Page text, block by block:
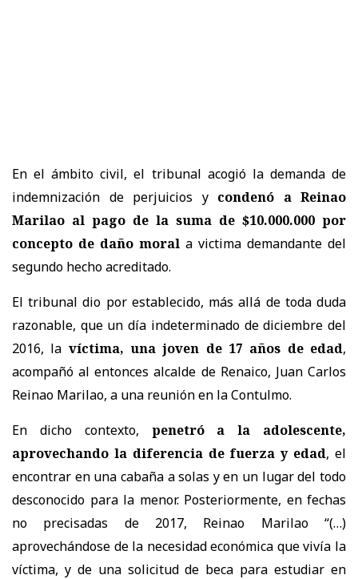
En el ámbito civil, el tribunal acogió la demanda de
indemnización de perjuicios y condenó a Reinao
Marilao al pago de la suma de $10.000.000 por
concepto de daño moral a victima demandante del
segundo hecho acreditado.
El tribunal dio por establecido, más allá de toda duda
razonable, que un día indeterminado de diciembre del
2016, la víctima, una joven de 17 años de edad,
acompañó al entonces alcalde de Renaico, Juan Carlos
Reinao Marilao, a una reunión en la Contulmo.
En dicho contexto, penetró a la adolescente,
aprovechando la diferencia de fuerza y edad, el
encontrar en una cabaña a solas y en un lugar del todo
desconocido para la menor. Posteriormente, en fechas
no precisadas de 2017, Reinao Marilao “(…)
aprovechándose de la necesidad económica que vivía la
víctima, y de una solicitud de beca para estudiar en